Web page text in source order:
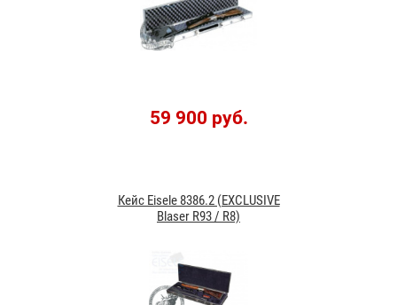
59 900 руб.
Кейс Eisele 8386.2 (EXCLUSIVE
Blaser R93 / R8)